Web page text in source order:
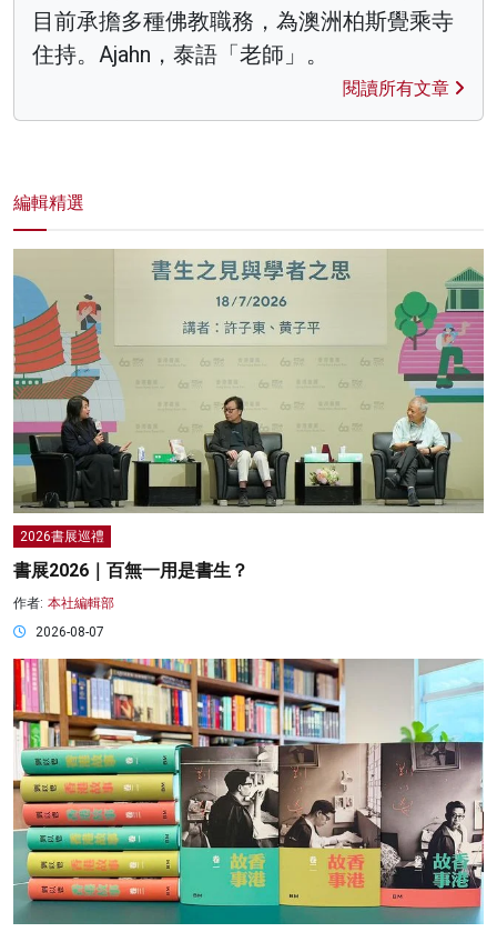
目前承擔多種佛教職務，為澳洲柏斯覺乘寺
住持。Ajahn，泰語「老師」。
閱讀所有文章
編輯精選
2026書展巡禮
書展2026｜百無一用是書生？
作者: 本社編輯部
2026-08-07